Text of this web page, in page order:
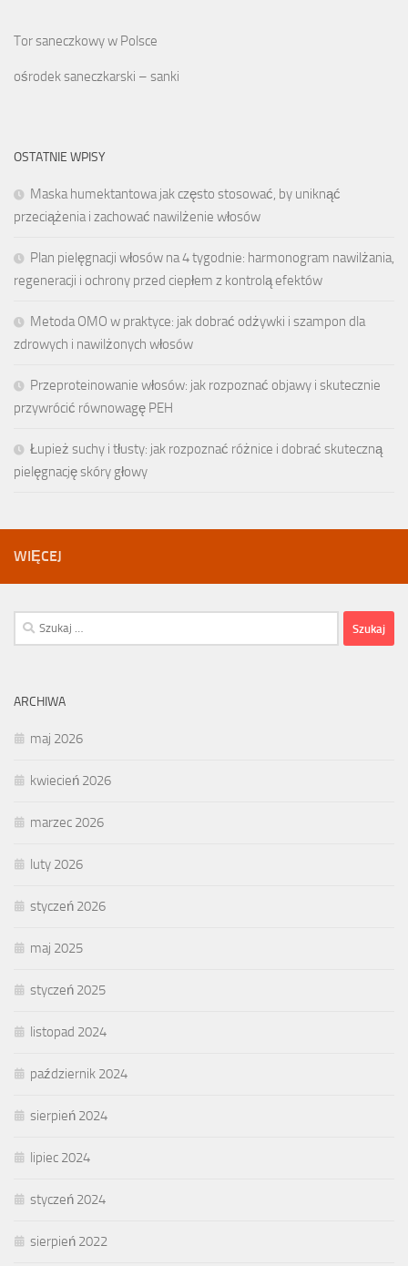
Tor saneczkowy w Polsce
ośrodek saneczkarski – sanki
OSTATNIE WPISY
Maska humektantowa jak często stosować, by uniknąć
przeciążenia i zachować nawilżenie włosów
Plan pielęgnacji włosów na 4 tygodnie: harmonogram nawilżania,
regeneracji i ochrony przed ciepłem z kontrolą efektów
Metoda OMO w praktyce: jak dobrać odżywki i szampon dla
zdrowych i nawilżonych włosów
Przeproteinowanie włosów: jak rozpoznać objawy i skutecznie
przywrócić równowagę PEH
Łupież suchy i tłusty: jak rozpoznać różnice i dobrać skuteczną
pielęgnację skóry głowy
WIĘCEJ
Szukaj:
ARCHIWA
maj 2026
kwiecień 2026
marzec 2026
luty 2026
styczeń 2026
maj 2025
styczeń 2025
listopad 2024
październik 2024
sierpień 2024
lipiec 2024
styczeń 2024
sierpień 2022